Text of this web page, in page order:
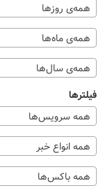
همه‌ی روزها
همه‌ی ماه‌ها
همه‌ی سال‌ها
فیلترها
همه سرویس‌ها
همه انواع خبر
همه باکس‌ها